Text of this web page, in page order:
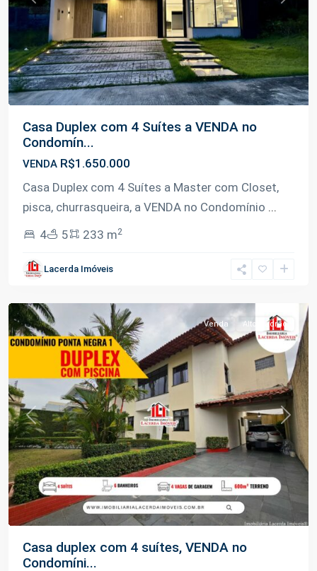
Casa Duplex com 4 Suítes a VENDA no
Condomín...
VENDA R$1.650.000
Casa Duplex com 4 Suítes a Master com Closet,
pisca, churrasqueira, a VENDA no Condomínio ...
4
5 233 m2
Lacerda Imóveis
Ponta
Negra,
Previous Next
Venda Alto Padrão
Casa duplex com 4 suítes, VENDA no
Condomíni...